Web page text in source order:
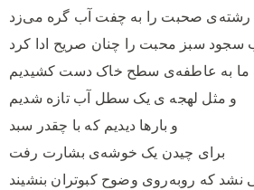
رشته‌ی صحبت را به چفت آب گره می‌زد
سجود سبز محبت را چنان صریح ادا کرد
ما به عاطفه‌ی سطح خاک دست کشیدیم
و مثل لهجه‌ ی یک سطل آب تازه شدیم
و بارها دیدیم که با چقدر سبد
برای چیدن یک خوشه‌ی بشارت رفت
نشد که روبه‌روی وضوح کبوتران بنشیند